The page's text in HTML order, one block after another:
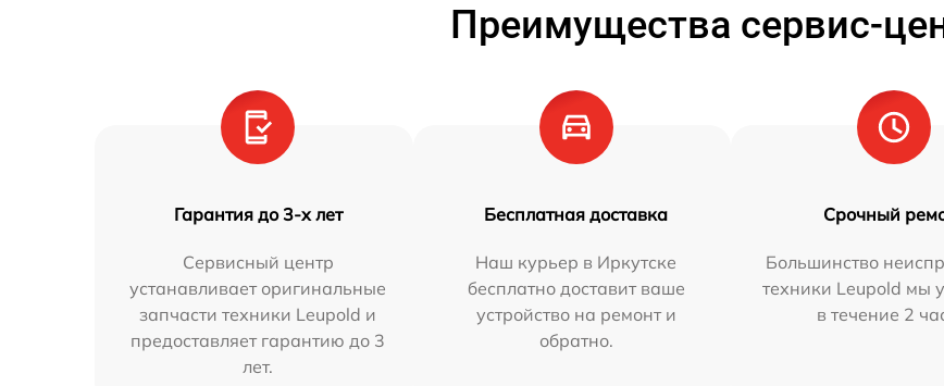
Преимущества сервис-
Гарантия до 3-х лет
Сервисный центр
устанавливает оригинальные
запчасти техники Leupold и
предоставляет гарантию до 3
лет.
Бесплатная доставка
Наш курьер в Иркутске
бесплатно доставит ваше
устройство на ремонт и
обратно.
Срочный
Большинство
техники Leupold мы
в течение 2